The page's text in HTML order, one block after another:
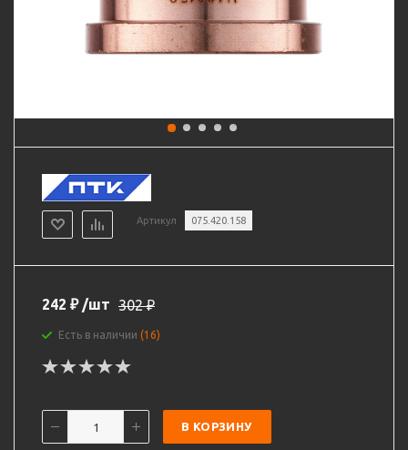
Артикул 075.420.158
242 ₽ /шт 302₽
Есть в наличии (16)
В КОРЗИНУ